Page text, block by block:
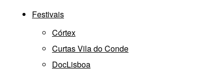
Festivais
Córtex
Curtas Vila do Conde
DocLisboa